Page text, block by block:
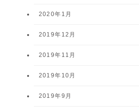
2020年1月
2019年12月
2019年11月
2019年10月
2019年9月